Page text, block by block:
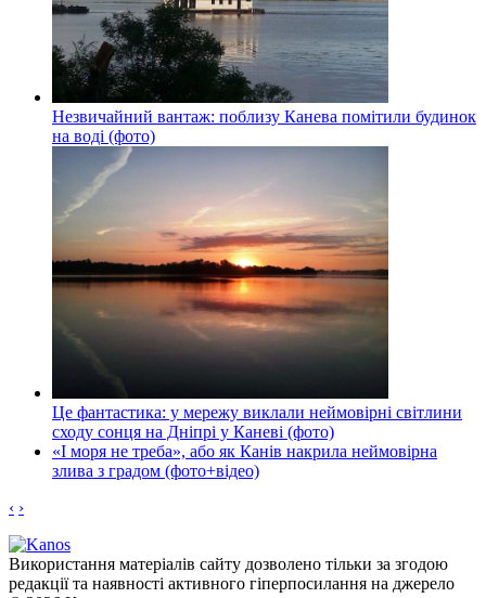
Незвичайний вантаж: поблизу Канева помітили будинок
на воді (фото)
Це фантастика: у мережу виклали неймовірні світлини
сходу сонця на Дніпрі у Каневі (фото)
«І моря не треба», або як Канів накрила неймовірна
злива з градом (фото+відео)
‹ ›
Використання матеріалів сайту дозволено тільки за згодою
редакції та наявності активного гіперпосилання на джерело